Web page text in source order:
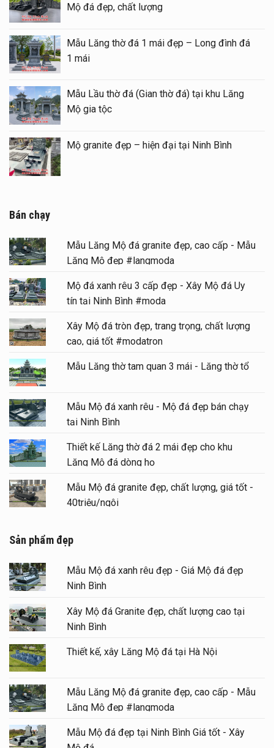
Mộ đá đẹp, chất lượng
Mẫu Lăng thờ đá 1 mái đẹp – Long đình đá
1 mái
Mẫu Lầu thờ đá (Gian thờ đá) tại khu Lăng
Mộ gia tộc
Mộ granite đẹp – hiện đại tại Ninh Bình
Bán chạy
Mẫu Lăng Mộ đá granite đẹp, cao cấp - Mẫu
Lăng Mộ đẹp #langmoda
Mộ đá xanh rêu 3 cấp đẹp - Xây Mộ đá Uy
tín tại Ninh Bình #moda
Xây Mộ đá tròn đẹp, trang trọng, chất lượng
cao, giá tốt #modatron
Mẫu Lăng thờ tam quan 3 mái - Lăng thờ tổ
Mẫu Mộ đá xanh rêu - Mộ đá đẹp bán chạy
tại Ninh Bình
Thiết kế Lăng thờ đá 2 mái đẹp cho khu
Lăng Mộ đá dòng họ
Mẫu Mộ đá granite đẹp, chất lượng, giá tốt -
40triệu/ngôi
Sản phẩm đẹp
Mẫu Mộ đá xanh rêu đẹp - Giá Mộ đá đẹp
Ninh Bình
Xây Mộ đá Granite đẹp, chất lượng cao tại
Ninh Bình
Thiết kế, xây Lăng Mộ đá tại Hà Nội
Mẫu Lăng Mộ đá granite đẹp, cao cấp - Mẫu
Lăng Mộ đẹp #langmoda
Mẫu Mộ đá đẹp tại Ninh Bình Giá tốt - Xây